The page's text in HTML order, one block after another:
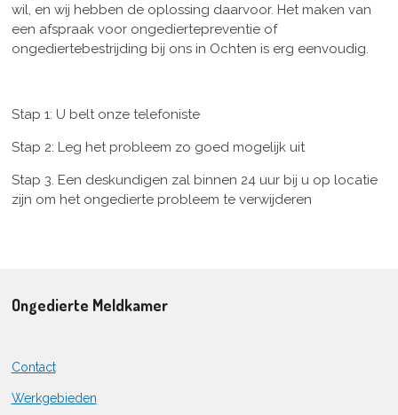
wil, en wij hebben de oplossing daarvoor. Het maken van
een afspraak voor ongediertepreventie of
ongediertebestrijding bij ons in Ochten is erg eenvoudig.
Stap 1: U belt onze telefoniste
Stap 2: Leg het probleem zo goed mogelijk uit
Stap 3. Een deskundigen zal binnen 24 uur bij u op locatie
zijn om het ongedierte probleem te verwijderen
Ongedierte Meldkamer
Contact
Werkgebieden